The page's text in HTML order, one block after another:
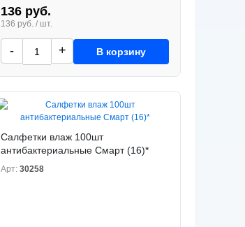
136 руб.
136 руб. / шт.
- + В корзину
Салфетки влаж 100шт
антибактериальные Смарт (16)*
Арт: 30258